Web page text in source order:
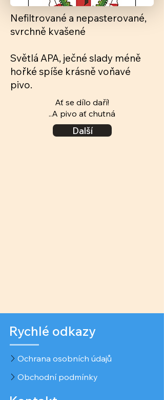
Nefiltrované a nepasterované,
svrchně kvašené
Světlá APA, ječné slady méně
hořké spíše krásně voňavé
pivo.
Ať se dílo daří!
..A pivo ať chutná
Další
Rychlé odkazy
Ochrana osobních údajů
Obchodní podmínky